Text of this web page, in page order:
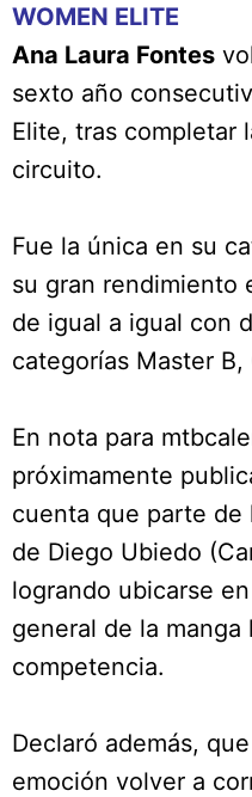
WOMEN ELITE
Ana Laura Fontes
sexto año
Elite, tras completar
circuito.
Fue la única en su
su gran rendimiento
de igual a igual con
categorías Master B,
En nota para
próximamente
cuenta que parte de
de Diego Ubiedo
logrando ubicarse
general de la
competencia.
Declaró además,
emoción volver a